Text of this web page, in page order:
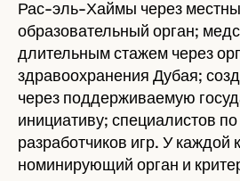
Рас-эль-Хаймы через
образовательный орган;
длительным стажем через
здравоохранения Дубая;
через поддерживаемую
инициативу; специалистов
разработчиков игр. У каждой
номинирующий орган и